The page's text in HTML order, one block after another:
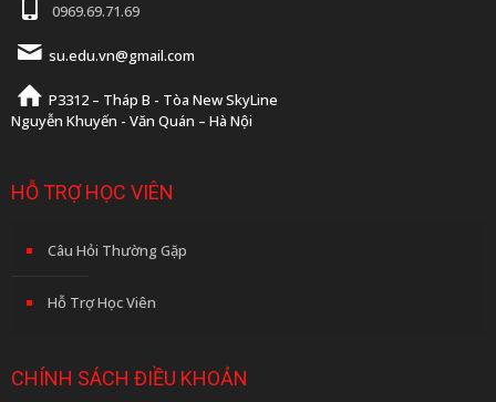
0969.69.71.69
su.edu.vn@gmail.com
P3312 – Tháp B - Tòa New SkyLine
Nguyễn Khuyến - Văn Quán – Hà Nội
HỖ TRỢ HỌC VIÊN
Câu Hỏi Thường Gặp
Hỗ Trợ Học Viên
CHÍNH SÁCH ĐIỀU KHOẢN